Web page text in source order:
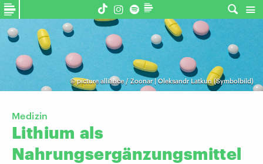
©picture alliance / Zoonar | Oleksandr Latkun (Symbolbild)
Medizin
Lithium als
Nahrungsergänzungsmittel